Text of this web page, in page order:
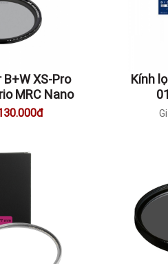
XS-Pro
MRC Nano
Kính